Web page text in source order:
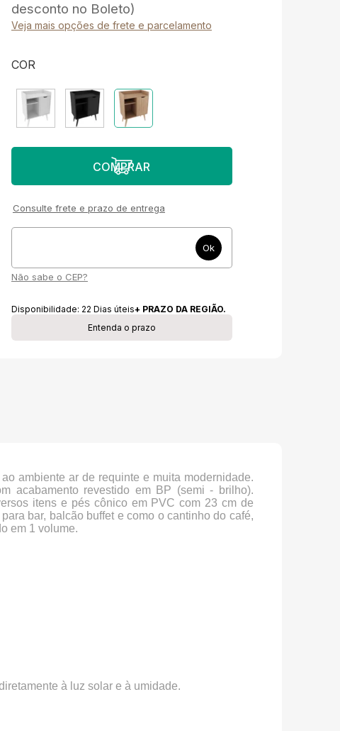
desconto no Boleto)
Veja mais opções de frete e parcelamento
COR
Consulte frete e prazo de entrega
Não sabe o CEP?
Disponibilidade: 22 Dias úteis+ PRAZO DA REGIÃO.
Entenda o prazo
ambiente ar de requinte e muita modernidade.
acabamento revestido em BP (semi - brilho).
itens e pés cônico em PVC com 23 cm de
bar, balcão buffet e como o cantinho do café,
em 1 volume.
à luz solar e à umidade.